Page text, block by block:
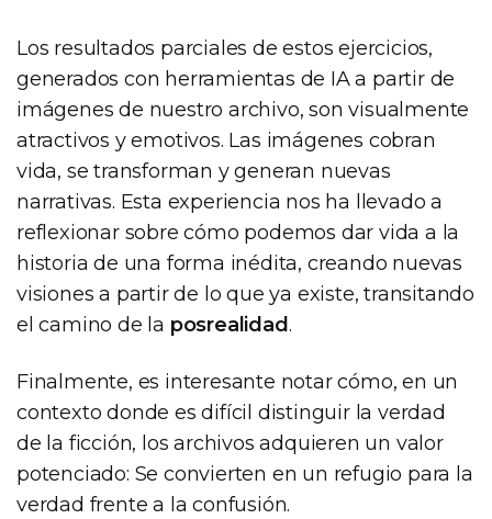
Los resultados parciales de estos ejercicios,
generados con herramientas de IA a partir de
imágenes de nuestro archivo, son visualmente
atractivos y emotivos. Las imágenes cobran
vida, se transforman y generan nuevas
narrativas. Esta experiencia nos ha llevado a
reflexionar sobre cómo podemos dar vida a la
historia de una forma inédita, creando nuevas
visiones a partir de lo que ya existe, transitando
el camino de la posrealidad.
Finalmente, es interesante notar cómo, en un
contexto donde es difícil distinguir la verdad
de la ficción, los archivos adquieren un valor
potenciado: Se convierten en un refugio para la
verdad frente a la confusión.